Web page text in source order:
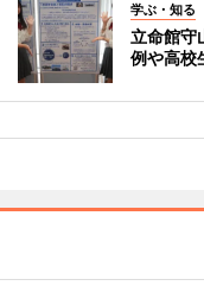
学ぶ・知る
立命館守
例や高校